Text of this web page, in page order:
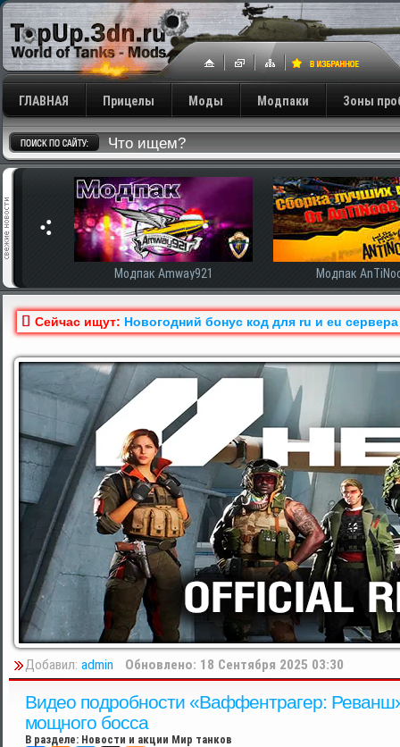
ГЛАВНАЯ Прицелы Моды Модпаки Зоны
Модпак Amway921 Модпак
Сейчас ищут: Новогодний бонус код для ru и eu
Добавил: admin Обновлено: 18 Сентября 2025 03:30
Видео подробности «Ваффентрагер:
мощного босса
В разделе: Новости и акции Мир танков